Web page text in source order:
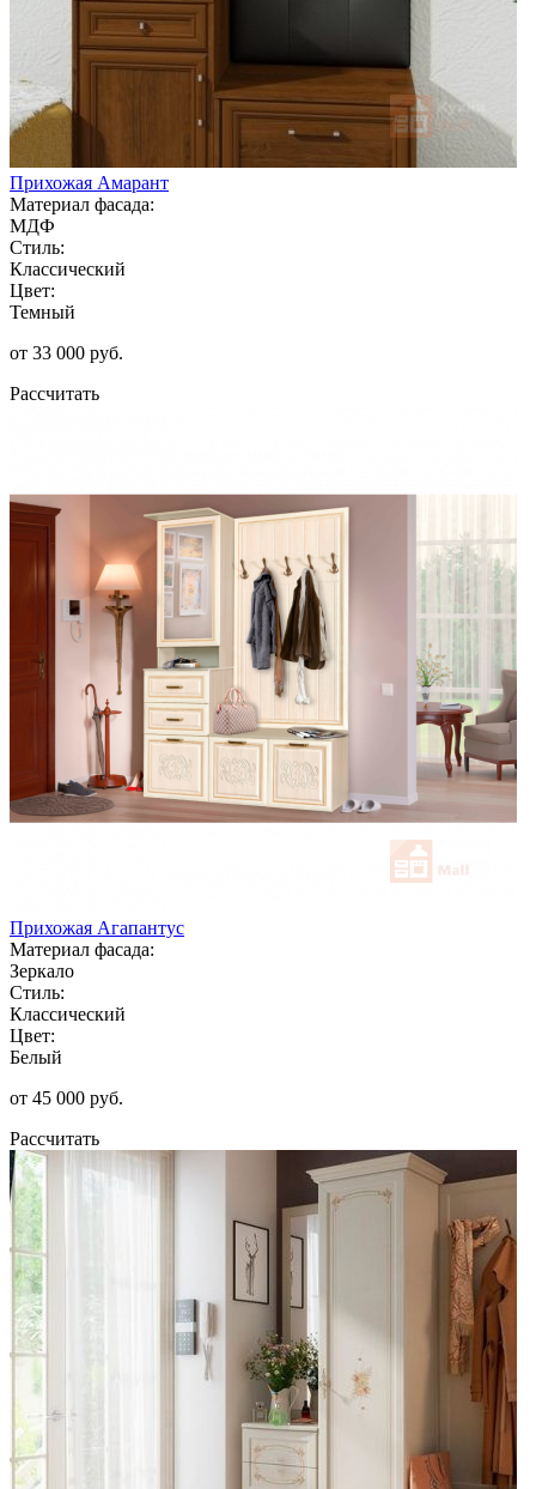
Прихожая Амарант
Материал фасада:
МДФ
Стиль:
Классический
Цвет:
Темный
от 33 000 руб.
Рассчитать
Прихожая Агапантус
Материал фасада:
Зеркало
Стиль:
Классический
Цвет:
Белый
от 45 000 руб.
Рассчитать